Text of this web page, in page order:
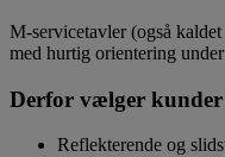
M‑servicetavler (også
med hurtig orientering
Derfor vælger kunder
Reflekterende og